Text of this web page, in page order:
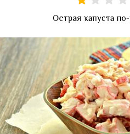
Острая капуста